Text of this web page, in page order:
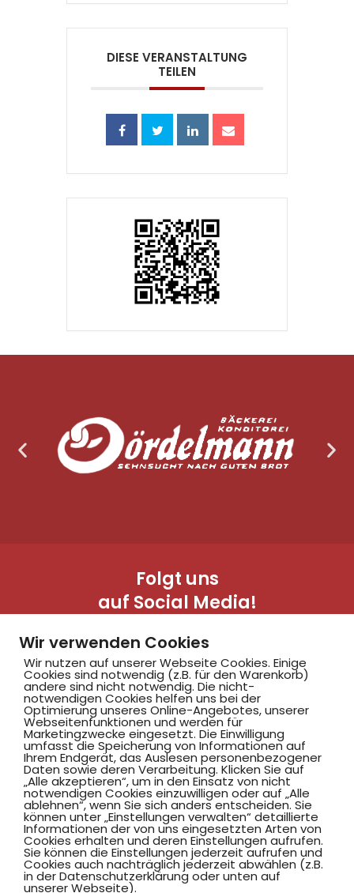
DIESE VERANSTALTUNG
TEILEN
Folgt uns
auf Social Media!
Hammer SportClub 2008
Am Südbad 9,
59069 Hamm
©2025 Hammer SportClub 2008 e.V.
Wir verwenden Cookies
Wir nutzen auf unserer Webseite Cookies. Einige
Cookies sind notwendig (z.B. für den Warenkorb)
andere sind nicht notwendig. Die nicht-
notwendigen Cookies helfen uns bei der
Optimierung unseres Online-Angebotes, unserer
Webseitenfunktionen und werden für
Marketingzwecke eingesetzt. Die Einwilligung
umfasst die Speicherung von Informationen auf
Ihrem Endgerät, das Auslesen personenbezogener
Daten sowie deren Verarbeitung. Klicken Sie auf
„Alle akzeptieren“, um in den Einsatz von nicht
notwendigen Cookies einzuwilligen oder auf „Alle
ablehnen“, wenn Sie sich anders entscheiden. Sie
können unter „Einstellungen verwalten“ detaillierte
Informationen der von uns eingesetzten Arten von
Cookies erhalten und deren Einstellungen aufrufen.
Sie können die Einstellungen jederzeit aufrufen und
Cookies auch nachträglich jederzeit abwählen (z.B.
in der Datenschutzerklärung oder unten auf
unserer Webseite).